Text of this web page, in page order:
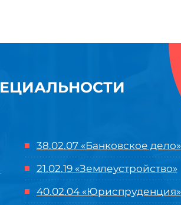
38.02.07 «Банковское дело»
21.02.19 «Землеустройство»
40.02.04 «Юриспруденция»